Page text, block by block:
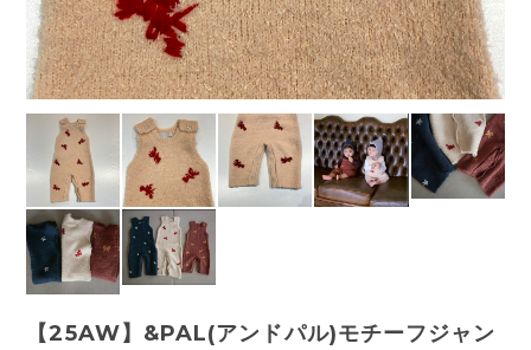
【25AW】&PAL(アンドパル)モチーフジャン